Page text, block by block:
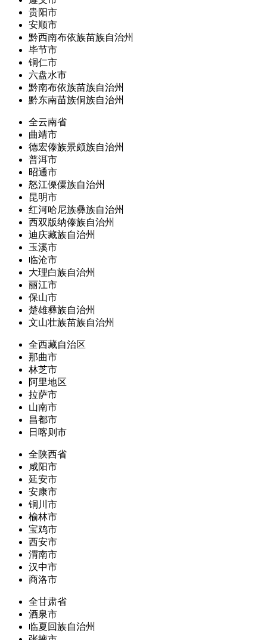
贵阳市
安顺市
黔西南布依族苗族自治州
毕节市
铜仁市
六盘水市
黔南布依族苗族自治州
黔东南苗族侗族自治州
全云南省
曲靖市
德宏傣族景颇族自治州
普洱市
昭通市
怒江傈僳族自治州
昆明市
红河哈尼族彝族自治州
西双版纳傣族自治州
迪庆藏族自治州
玉溪市
临沧市
大理白族自治州
丽江市
保山市
楚雄彝族自治州
文山壮族苗族自治州
全西藏自治区
那曲市
林芝市
阿里地区
拉萨市
山南市
昌都市
日喀则市
全陕西省
咸阳市
延安市
安康市
铜川市
榆林市
宝鸡市
西安市
渭南市
汉中市
商洛市
全甘肃省
酒泉市
临夏回族自治州